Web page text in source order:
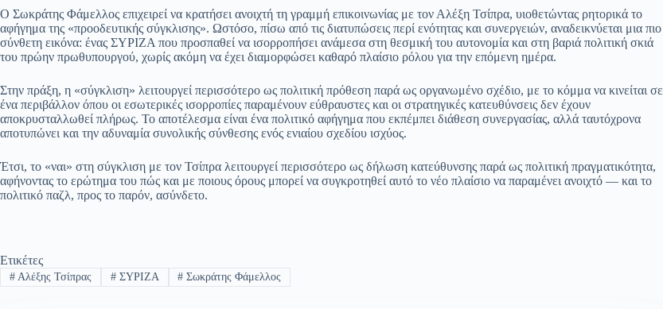
bo
ok
ts
A
gr
a
m
sa
ge
ail ail ρ
α
εί
τε
Ο Σωκράτης Φάμελλος επιχειρεί να κρατήσει ανοιχτή τη γραμμή επικοινωνίας με τον Αλέξη Τσίπρα, υιοθετώντας ρητορικά το
αφήγημα της «προοδευτικής σύγκλισης». Ωστόσο, πίσω από τις διατυπώσεις περί ενότητας και συνεργειών, αναδεικνύεται μια πιο
σύνθετη εικόνα: ένας ΣΥΡΙΖΑ που προσπαθεί να ισορροπήσει ανάμεσα στη θεσμική του αυτονομία και στη βαριά πολιτική σκιά
του πρώην πρωθυπουργού, χωρίς ακόμη να έχει διαμορφώσει καθαρό πλαίσιο ρόλου για την επόμενη ημέρα.
Στην πράξη, η «σύγκλιση» λειτουργεί περισσότερο ως πολιτική πρόθεση παρά ως οργανωμένο σχέδιο, με το κόμμα να κινείται σε
ένα περιβάλλον όπου οι εσωτερικές ισορροπίες παραμένουν εύθραυστες και οι στρατηγικές κατευθύνσεις δεν έχουν
αποκρυσταλλωθεί πλήρως. Το αποτέλεσμα είναι ένα πολιτικό αφήγημα που εκπέμπει διάθεση συνεργασίας, αλλά ταυτόχρονα
αποτυπώνει και την αδυναμία συνολικής σύνθεσης ενός ενιαίου σχεδίου ισχύος.
Έτσι, το «ναι» στη σύγκλιση με τον Τσίπρα λειτουργεί περισσότερο ως δήλωση κατεύθυνσης παρά ως πολιτική πραγματικότητα,
αφήνοντας το ερώτημα του πώς και με ποιους όρους μπορεί να συγκροτηθεί αυτό το νέο πλαίσιο να παραμένει ανοιχτό — και το
πολιτικό παζλ, προς το παρόν, ασύνδετο.
Ετικέτες
#Αλέξης Τσίπρας #ΣΥΡΙΖΑ # Σωκράτης Φάμελλος